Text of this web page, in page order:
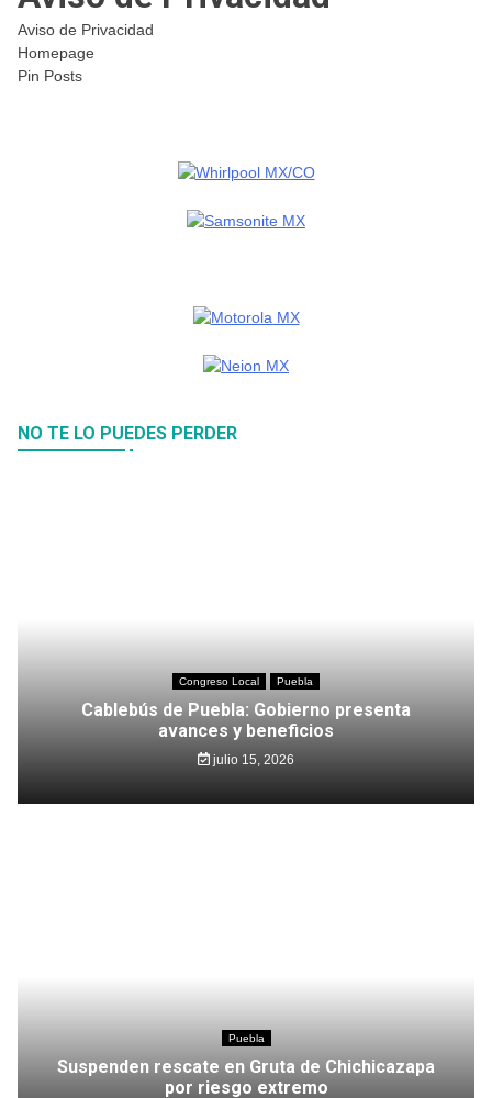
Aviso de Privacidad
Homepage
Pin Posts
NO TE LO PUEDES PERDER
Congreso Local Puebla
Cablebús de Puebla: Gobierno presenta
avances y beneficios
julio 15, 2026
Puebla
Suspenden rescate en Gruta de Chichicazapa
por riesgo extremo